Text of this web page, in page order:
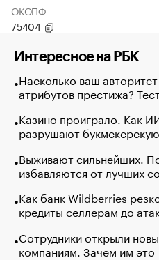
ОКОПФ
75404
Интересное на РБК
Насколько ваш
атрибутов престижа?
Казино проиграло. Как
разрушают
Выживают сильнейших.
избавляются от лучших
Как банк Wildberries
кредиты селлерам до
Сотрудники открыли
компаниям. Зачем им это